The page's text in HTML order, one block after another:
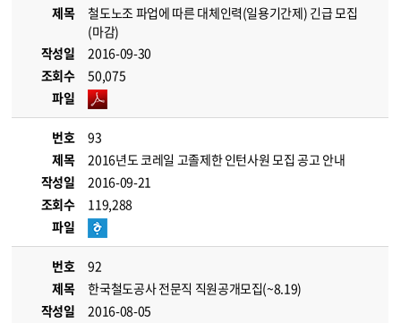
제목
철도노조 파업에 따른 대체인력(일용기간제) 긴급 모집
(마감)
작성일
2016-09-30
조회수
50,075
파일
번호
93
제목
2016년도 코레일 고졸제한 인턴사원 모집 공고 안내
작성일
2016-09-21
조회수
119,288
파일
번호
92
제목
한국철도공사 전문직 직원공개모집(~8.19)
작성일
2016-08-05